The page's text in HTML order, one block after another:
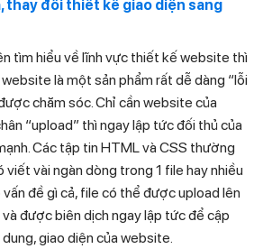
thay đổi thiết kế giao diện sang
tìm hiểu về lĩnh vực thiết kế website thì
là một sản phẩm rất dễ dàng “lỗi
chăm sóc. Chỉ cần website của
“upload” thì ngay lập tức đối thủ của
Các tập tin HTML và CSS thường
viết vài ngàn dòng trong 1 file hay nhiều
đề gì cả, file có thể được upload lên
và được biên dịch ngay lập tức để cập
giao diện của website.